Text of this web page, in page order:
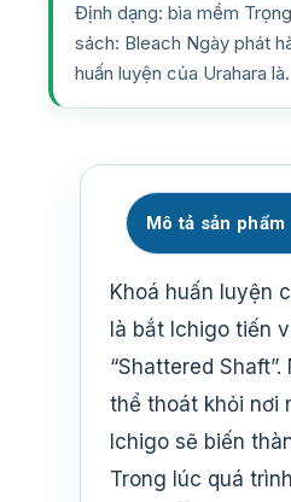
Định dạng: bìa mềm
sách: Bleach Ngày phát
huấn luyện của Urahara
Mô tả sản phẩm
Khoá huấn luyện
là bắt Ichigo tiến
“Shattered
thể thoát khỏi nơi
Ichigo sẽ biến
Trong lúc quá